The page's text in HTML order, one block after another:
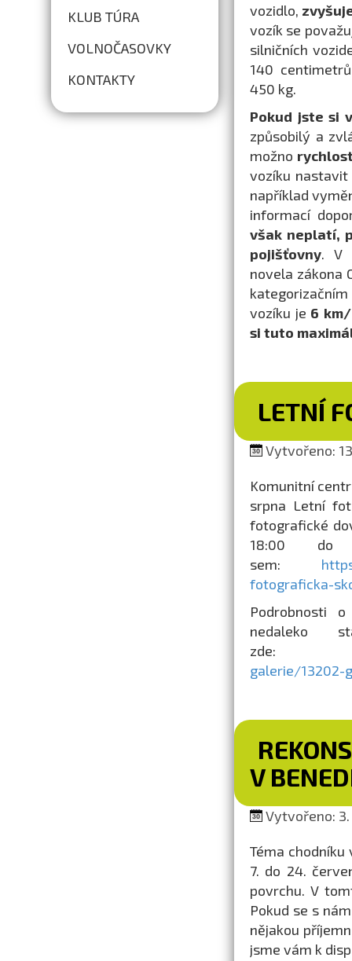
KLUB TÚRA
VOLNOČASOVKY
KONTAKTY
vozidlo,
vozík se
silničních
140
450 kg.
Pokud jste si
způsobilý a
možno
vozíku
například
informací
však neplatí,
pojišťovny. V
novela zákona
vozíku je 6
si tuto
LETNÍ
Vytvořeno:
Komunitní
srpna Letní
fotografické
18:00 do
sem:
fotograficka-
Podrobnosti
nedaleko
galerie/13202-
V
Vytvořeno: 3.
Téma
7. do 24.
povrchu. V
Pokud se s
nějakou
jsme vám k